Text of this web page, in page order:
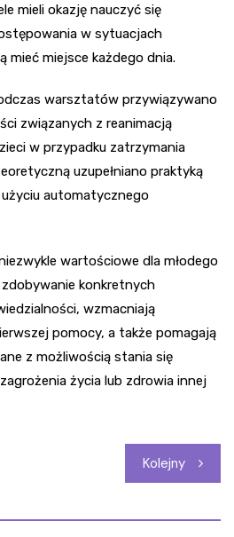
mieli okazję nauczyć się
w sytuacjach
mieć miejsce każdego dnia.
warsztatów przywiązywano
związanych z reanimacją
w przypadku zatrzymania
uzupełniano praktyką
automatycznego
wartościowe dla młodego
konkretnych
wzmacniają
pomocy, a także pomagają
z możliwością stania się
życia lub zdrowia innej
Kolejny